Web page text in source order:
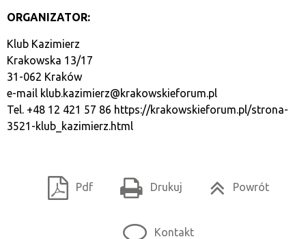
ORGANIZATOR:
Klub Kazimierz
Krakowska 13/17
31-062 Kraków
e-mail klub.kazimierz@krakowskieforum.pl
Tel. +48 12 421 57 86 https://krakowskieforum.pl/strona-
3521-klub_kazimierz.html
Pdf Drukuj Powrót
Kontakt